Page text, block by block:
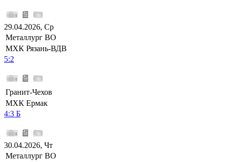
29.04.2026, Ср
Металлург ВО
МХК Рязань-ВДВ
5:2
Гранит-Чехов
МХК Ермак
4:3 Б
30.04.2026, Чт
Металлург ВО